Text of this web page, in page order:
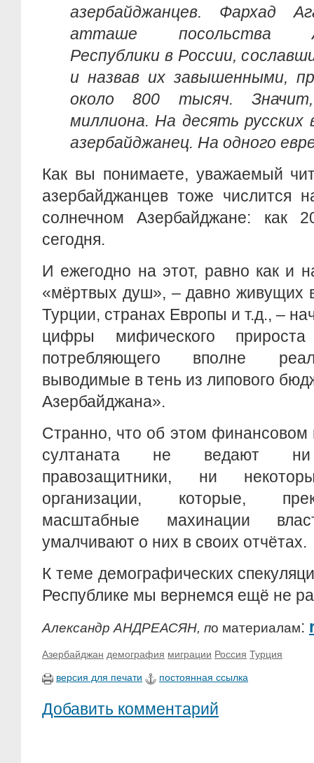
азербайджанцев. Фархад
атташе посольства
Республики в России,
и назвав их завышенными,
около 800 тысяч.
миллиона. На десять русских
азербайджанец. На одного
Как вы понимаете, уважаемый
азербайджанцев тоже числится
солнечном Азербайджане: как
сегодня.
И ежегодно на этот, равно как и
«мёртвых душ», – давно живущих
Турции, странах Европы и т.д., –
цифры мифического
потребляющего вполне
выводимые в тень из липового
Азербайджана».
Странно, что об этом финансовом
султаната не ведают ни
правозащитники, ни
организации, которые,
масштабные махинации
умалчивают о них в своих отчётах.
К теме демографических
Республике мы вернемся ещё не
Александр АНДРЕАСЯН, по материалам:
Азербайджан демография миграции Россия Турция
версия для печати постоянная ссылка
Добавить комментарий